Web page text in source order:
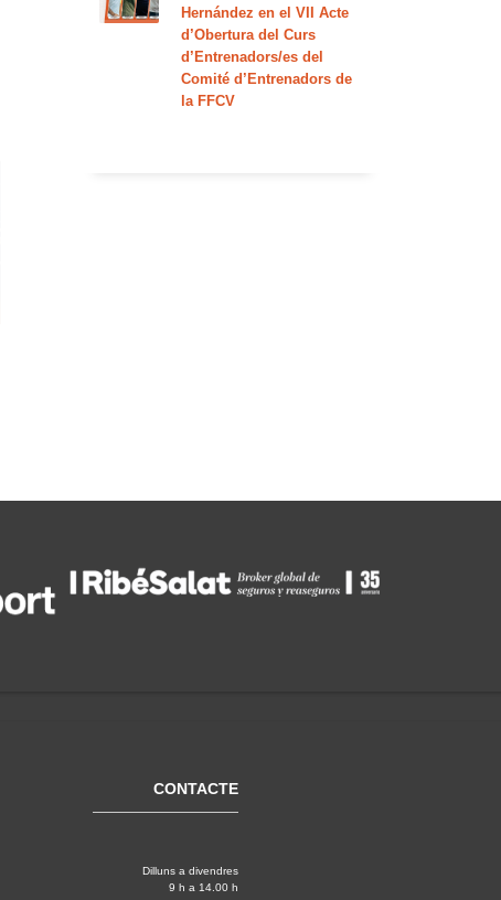
Hernández en el VII Acte
d’Obertura del Curs
d’Entrenadors/es del
Comité d’Entrenadors de
la FFCV
CONTACTE
Dilluns a divendres
9 h a 14.00 h